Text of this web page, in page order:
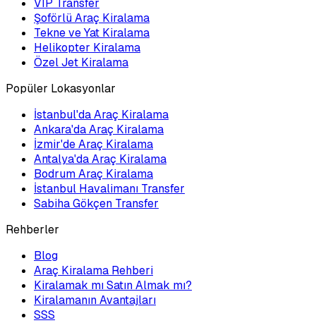
Şoförlü Araç Kiralama
Tekne ve Yat Kiralama
Helikopter Kiralama
Özel Jet Kiralama
Popüler Lokasyonlar
İstanbul'da Araç Kiralama
Ankara'da Araç Kiralama
İzmir'de Araç Kiralama
Antalya'da Araç Kiralama
Bodrum Araç Kiralama
İstanbul Havalimanı Transfer
Sabiha Gökçen Transfer
Rehberler
Blog
Araç Kiralama Rehberi
Kiralamak mı Satın Almak mı?
Kiralamanın Avantajları
SSS